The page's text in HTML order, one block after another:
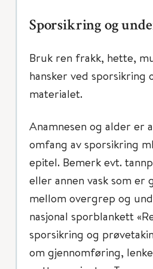
Sporsikring og
Bruk ren frakk, hette,
hansker ved sporsikring
materialet.
Anamnesen og alder er
omfang av sporsikring
epitel. Bemerk evt.
eller annen vask som er
mellom overgrep og
nasjonal sporblankett
sporsikring og
om gjennomføring,